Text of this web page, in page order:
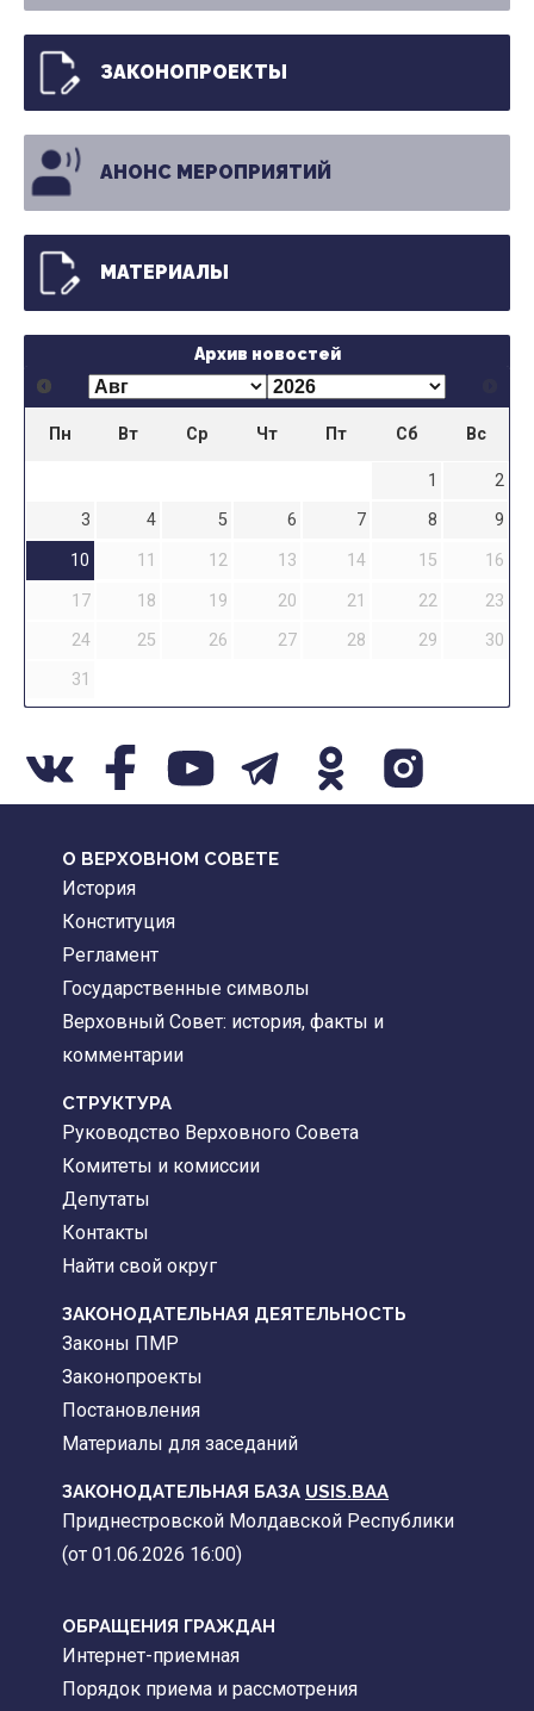
ЗАКОНОПРОЕКТЫ
АНОНС МЕРОПРИЯТИЙ
МАТЕРИАЛЫ
Архив новостей
Пн Вт Ср Чт Пт Сб Вс
1
2
3
4 5 6 7 8
9
10
11 12 13 14 15
16
17
18 19 20 21 22
23
24
25 26 27 28 29
30
31
О ВЕРХОВНОМ СОВЕТЕ
История
Конституция
Регламент
Государственные символы
Верховный Совет: история, факты и
комментарии
CТРУКТУРА
Руководство Верховного Совета
Комитеты и комиссии
Депутаты
Контакты
Найти свой округ
ЗАКОНОДАТЕЛЬНАЯ ДЕЯТЕЛЬНОСТЬ
Законы ПМР
Законопроекты
Постановления
Материалы для заседаний
ЗАКОНОДАТЕЛЬНАЯ БАЗА USIS.BAA
Приднестровской Молдавской Республики
(от 01.06.2026 16:00)
ОБРАЩЕНИЯ ГРАЖДАН
Интернет-приемная
Порядок приема и рассмотрения